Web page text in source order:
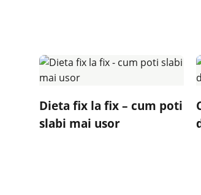
Dieta fix la fix – cum poti
slabi mai usor